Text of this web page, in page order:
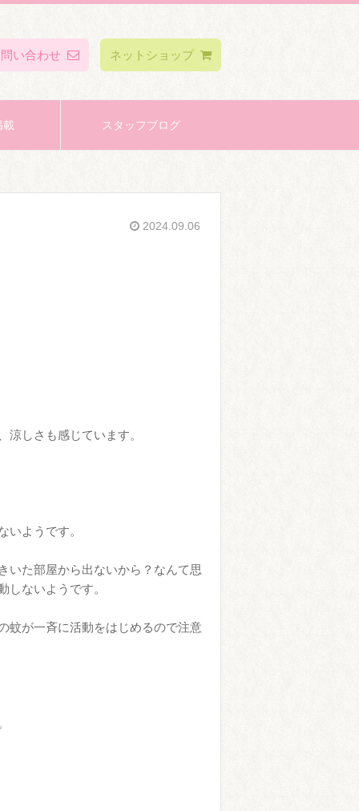
い合わせ ネットショップ
スタッフブログ
2024.09.06
しさも感じています。
いようです。
いた部屋から出ないから？なんて思
ないようです。
蚊が一斉に活動をはじめるので注意